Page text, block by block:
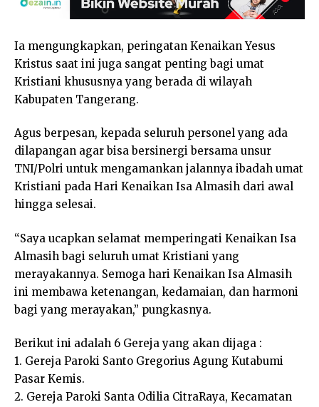
Ia mengungkapkan, peringatan Kenaikan Yesus
Kristus saat ini juga sangat penting bagi umat
Kristiani khususnya yang berada di wilayah
Kabupaten Tangerang.
Agus berpesan, kepada seluruh personel yang ada
dilapangan agar bisa bersinergi bersama unsur
TNI/Polri untuk mengamankan jalannya ibadah umat
Kristiani pada Hari Kenaikan Isa Almasih dari awal
hingga selesai.
“Saya ucapkan selamat memperingati Kenaikan Isa
Almasih bagi seluruh umat Kristiani yang
merayakannya. Semoga hari Kenaikan Isa Almasih
ini membawa ketenangan, kedamaian, dan harmoni
bagi yang merayakan,” pungkasnya.
Berikut ini adalah 6 Gereja yang akan dijaga :
1. Gereja Paroki Santo Gregorius Agung Kutabumi
Pasar Kemis.
2. Gereja Paroki Santa Odilia CitraRaya, Kecamatan